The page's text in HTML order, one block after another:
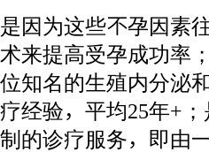
是因为这些不孕因素
术来提高受孕成功率
位知名的生殖内分泌
疗经验，平均25年+
制的诊疗服务，即由